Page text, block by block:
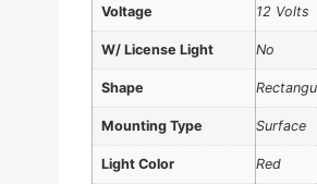
Voltage 12 Volts
W/ License Light No
Shape
Mounting Type Surface
Light Color Red